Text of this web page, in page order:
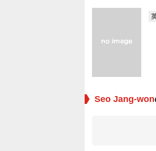
Seo Jang-won